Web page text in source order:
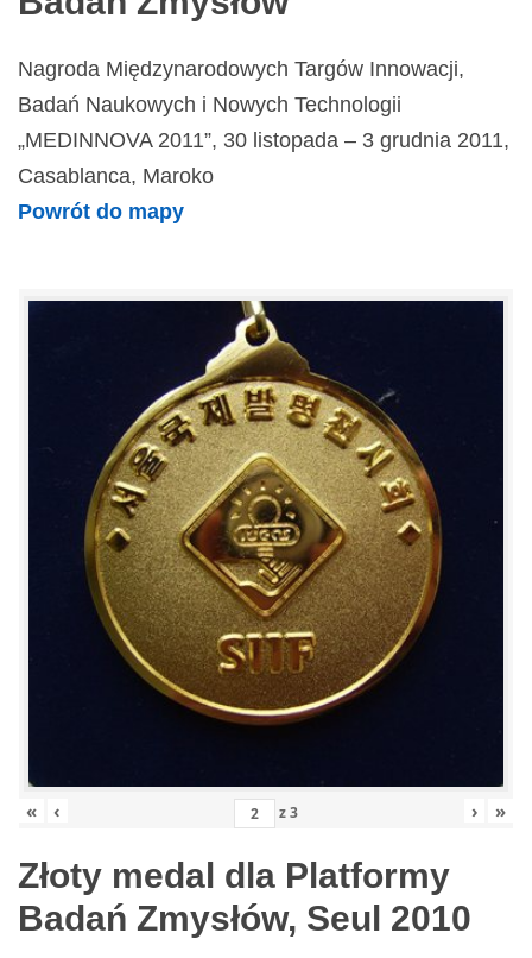
Nagroda Międzynarodowych Targów Innowacji,
Badań Naukowych i Nowych Technologii
„MEDINNOVA 2011”, 30 listopada – 3 grudnia 2011,
Casablanca, Maroko
Powrót do mapy
« ‹ z3 › »
Złoty medal dla Platformy
Badań Zmysłów, Seul 2010